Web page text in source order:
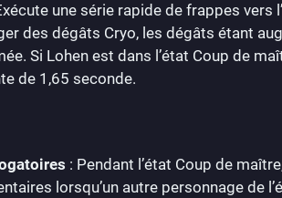
une série rapide de frappes vers
des dégâts Cryo, les dégâts étant
Si Lohen est dans l’état Coup de
de 1,65 seconde.
: Pendant l’état Coup de
lorsqu’un autre personnage de